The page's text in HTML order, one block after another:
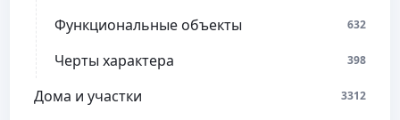
Функциональные объекты 632
Черты характера 398
Дома и участки 3312